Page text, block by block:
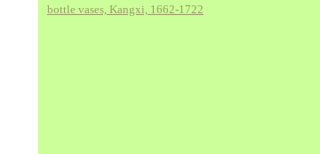
bottle vases, Kangxi, 1662-1722